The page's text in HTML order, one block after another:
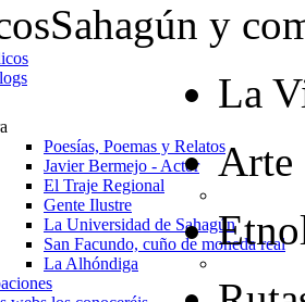
Sahagún y
La
Poesías, Poemas y Relatos
Javier Bermejo - Actor
El Traje Regional
Gente Ilustre
La Universidad de Sahagún
San Facundo, cuño de moneda real
La Alhóndiga
Arte